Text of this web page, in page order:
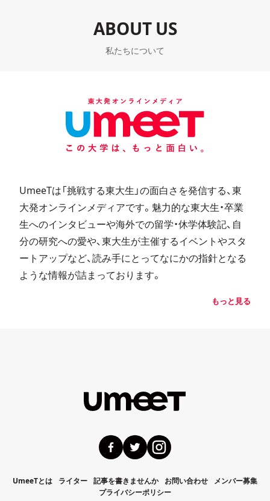
ABOUT US
私たちについて
UmeeTは「挑戦する東大生」の面白さを発信する、東
大発オンラインメディアです。魅力的な東大生・卒業
生へのインタビューや海外での留学・休学体験記、自
分の研究への愛や、東大生が主催するイベントやスタ
ートアップなど、読み手にとってなにかの指針となる
ような情報が詰まっております。
もっと見る
UmeeTとは ライター 記事を書きませんか お問い合わせ
メンバー募集
プライバシーポリシー